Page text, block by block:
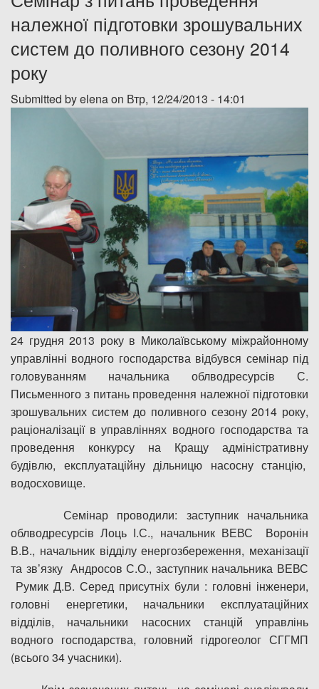
Дозвіл на спеціальне водокористування
Платні послуги
належної підготовки зрошувальних
систем до поливного сезону 2014
року
Submitted byelenaon Втр, 12/24/2013 - 14:01
24 грудня 2013 року в Миколаївському міжрайонному
управлінні водного господарства відбувся семінар під
головуванням начальника облводресурсів С.
Письменного з питань проведення належної підготовки
зрошувальних систем до поливного сезону 2014 року,
раціоналізації в управліннях водного господарства та
проведення конкурсу на Кращу адміністративну
будівлю, експлуатаційну дільницю насосну станцію,
водосховище.
Семінар проводили: заступник начальника
облводресурсів Лоць І.С., начальник ВЕВС Воронін
В.В., начальник відділу енергозбереження, механізації
та зв’язку Андросов С.О., заступник начальника ВЕВС
Румик Д.В. Серед присутніх були : головні інженери,
головні енергетики, начальники експлуатаційних
відділів, начальники насосних станцій управлінь
водного господарства, головний гідрогеолог СГГМП
(всього 34 учасники).